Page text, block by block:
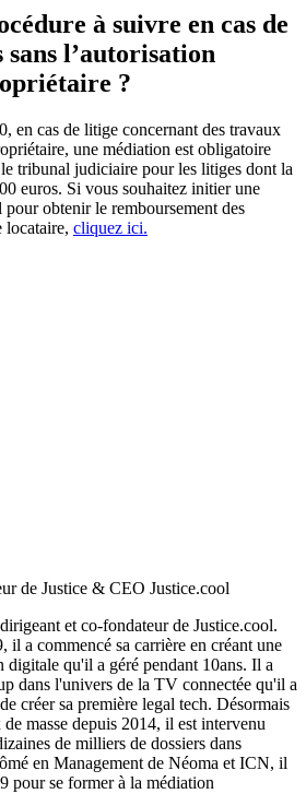
à suivre en cas de
l’autorisation
?
en cas de litige concernant des travaux
une médiation est obligatoire
tribunal judiciaire pour les litiges dont la
euros. Si vous souhaitez initier une
obtenir le remboursement des
locataire, cliquez ici.
de Justice & CEO Justice.cool
et co-fondateur de Justice.cool.
il a commencé sa carrière en créant une
digitale qu'il a géré pendant 10ans. Il a
dans l'univers de la TV connectée qu'il a
créer sa première legal tech. Désormais
masse depuis 2014, il est intervenu
de milliers de dossiers dans
en Management de Néoma et ICN, il
pour se former à la médiation